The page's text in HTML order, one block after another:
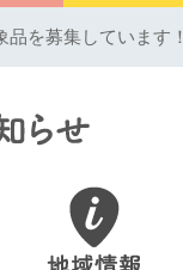
を募集しています！